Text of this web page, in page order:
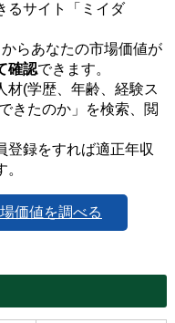
るサイト「ミイダ
らあなたの市場価値が
確認できます。
材(学歴、年齢、経験ス
きたのか」を検索、閲
登録をすれば適正年収
価値を調べる